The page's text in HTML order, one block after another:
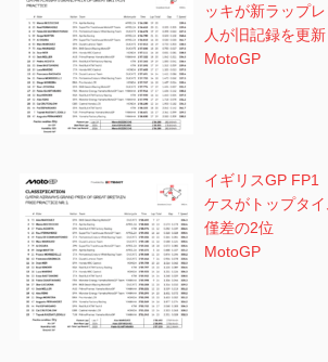
ッキが新ラップ
人が旧記録を更新
MotoGP
イギリスGP
ケスがトップタ
僅差の2位
MotoGP